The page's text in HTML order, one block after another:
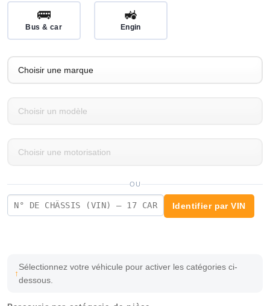
🚌
Bus & car
🚜
Engin
OU
Identifier par VIN
Sélectionnez votre véhicule pour activer les catégories ci-
dessous.